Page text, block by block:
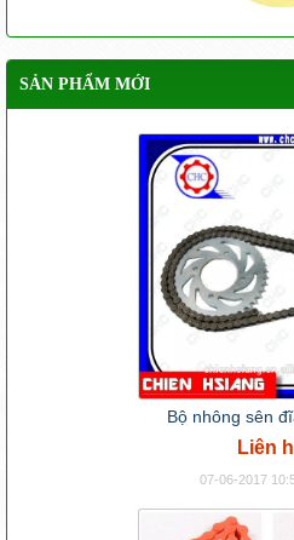
SẢN PHẨM MỚI
Bộ nhông sên
Liên
07-06-2017